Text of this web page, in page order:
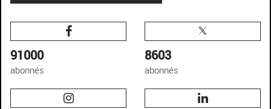
91000
abonnés
8603
abonnés